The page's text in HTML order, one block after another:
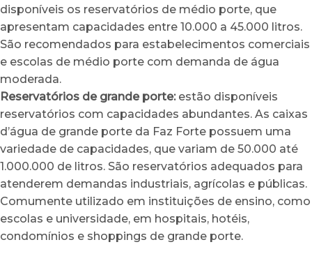
disponíveis os reservatórios de médio porte, que
apresentam capacidades entre 10.000 a 45.000 litros.
São recomendados para estabelecimentos comerciais
e escolas de médio porte com demanda de água
moderada.
Reservatórios de grande porte:estão disponíveis
reservatórios com capacidades abundantes. As caixas
d’água de grande porte da Faz Forte possuem uma
variedade de capacidades, que variam de 50.000 até
1.000.000 de litros. São reservatórios adequados para
atenderem demandas industriais, agrícolas e públicas.
Comumente utilizado em instituições de ensino, como
escolas e universidade, em hospitais, hotéis,
condomínios e shoppings de grande porte.